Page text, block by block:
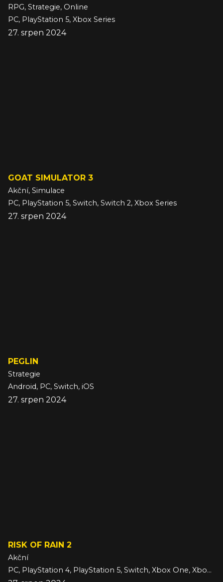
RPG, Strategie, Online
PC, PlayStation 5, Xbox Series
27. srpen 2024
GOAT SIMULATOR 3
Akční, Simulace
PC, PlayStation 5, Switch, Switch 2, Xbox Series
27. srpen 2024
PEGLIN
Strategie
Android, PC, Switch, iOS
27. srpen 2024
RISK OF RAIN 2
Akční
PC, PlayStation 4, PlayStation 5, Switch, Xbox One, Xbox Series